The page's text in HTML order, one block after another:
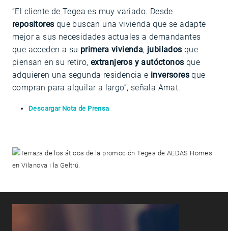
“El cliente de Tegea es muy variado. Desde
repositores que buscan una vivienda que se adapte
mejor a sus necesidades actuales a demandantes
que acceden a su primera vivienda, jubilados que
piensan en su retiro, extranjeros y autóctonos que
adquieren una segunda residencia e inversores que
compran para alquilar a largo”, señala Amat.
Descargar Nota de Prensa